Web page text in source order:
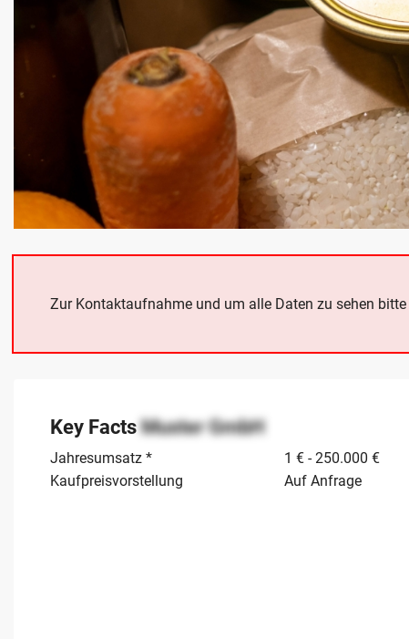
Zur Kontaktaufnahme und um alle Daten zu sehen bitte
Key FactsMuster GmbH
Jahresumsatz *
1 € - 250.000 €
Kaufpreisvorstellung
Auf Anfrage